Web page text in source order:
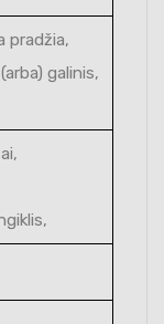
pradžia,
galinis,